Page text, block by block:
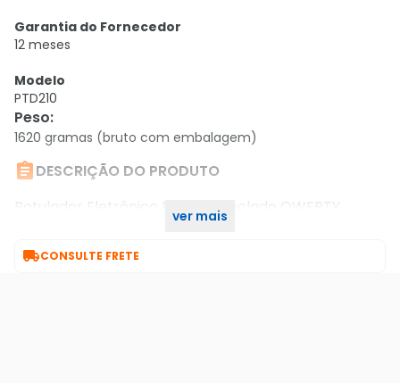
Garantia do Fornecedor
12 meses
Modelo
PTD210
Peso:
1620 gramas (bruto com embalagem)
DESCRIÇÃO DO PRODUTO
Rotulador Eletrônico Brother Teclado QWERTY
ver mais
CONSULTE FRETE